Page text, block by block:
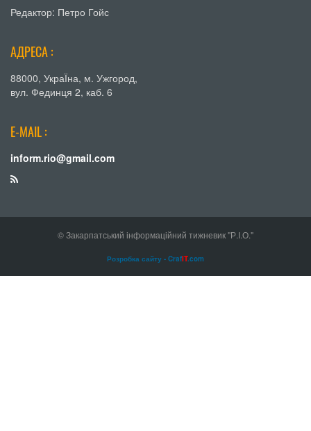
Редактор: Петро Гойс
АДРЕСА :
88000, УкраЇна, м. Ужгород,
вул. Фединця 2, каб. 6
E-MAIL :
inform.rio@gmail.com
© Закарпатський інформаційний тижневик "Р.І.О."
Розробка сайту - CrafIT.com